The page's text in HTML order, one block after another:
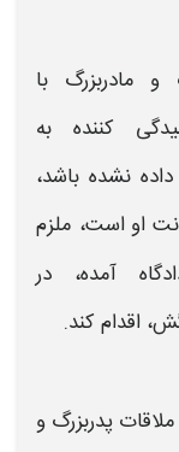
و مادربزرگ با
کننده به
نشده باشد،
او است، ملزم
آمده، در
اقدام کند.
ملاقات پدربزرگ و